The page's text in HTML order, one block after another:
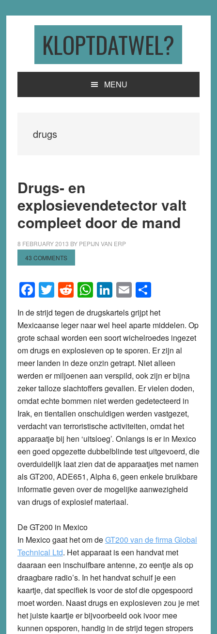
KLOPTDATWEL?
MENU
drugs
Drugs- en
explosievendetector valt
compleet door de mand
8 FEBRUARY 2013 BY PEPIJN VAN ERP
43 COMMENTS
Facebook
Twitter
Reddit
WhatsApp
LinkedIn
EmailShare
In de strijd tegen de drugskartels grijpt het
Mexicaanse leger naar wel heel aparte middelen. Op
grote schaal worden een soort wichelroedes ingezet
om drugs en explosieven op te sporen. Er zijn al
meer landen in deze onzin getrapt. Niet alleen
werden er miljoenen aan verspild, ook zijn er bijna
zeker talloze slachtoffers gevallen. Er vielen doden,
omdat echte bommen niet werden gedetecteerd in
Irak, en tientallen onschuldigen werden vastgezet,
verdacht van terroristische activiteiten, omdat het
apparaatje bij hen ‘uitsloeg’. Onlangs is er in Mexico
een goed opgezette dubbelblinde test uitgevoerd, die
overduidelijk laat zien dat de apparaatjes met namen
als GT200, ADE651, Alpha 6, geen enkele bruikbare
informatie geven over de mogelijke aanwezigheid
van drugs of explosief materiaal.
De GT200 in Mexico
In Mexico gaat het om deGT200 van de firma Global
Technical Ltd. Het apparaat is een handvat met
daaraan een inschuifbare antenne, zo eentje als op
draagbare radio’s. In het handvat schuif je een
kaartje, dat specifiek is voor de stof die opgespoord
moet worden. Naast drugs en explosieven zou je met
het juiste kaartje er bijvoorbeeld ook ivoor mee
kunnen opsporen, handig in de strijd tegen stropers